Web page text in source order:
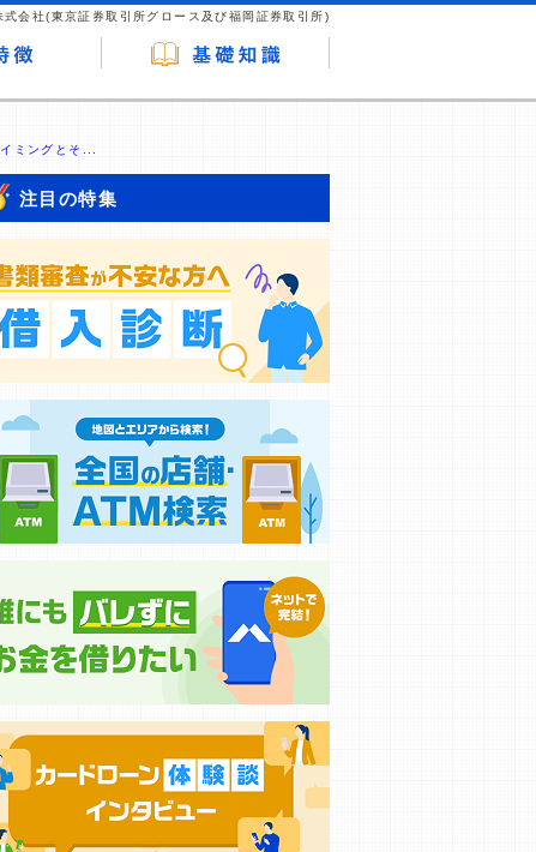
会社(東京証券取引所グロース及び福岡証券取引所)
ミングとそ...
注目の特集